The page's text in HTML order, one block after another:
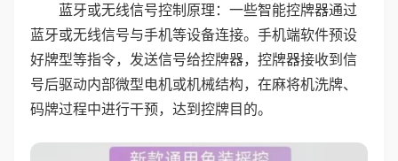
蓝牙或无线信号控制原理：一些智能控牌器通过
蓝牙或无线信号与手机等设备连接。手机端软件预设
好牌型等指令，发送信号给控牌器，控牌器接收到信
号后驱动内部微型电机或机械结构，在麻将机洗牌、
码牌过程中进行干预，达到控牌目的。